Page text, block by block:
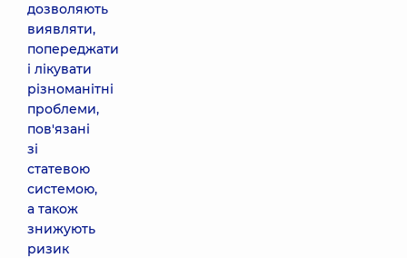
дозволяють
виявляти,
попереджати
і лікувати
різноманітні
проблеми,
пов'язані
зі
статевою
системою,
а також
знижують
ризик